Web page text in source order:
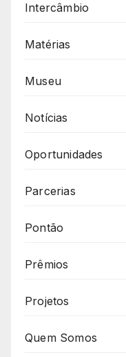
Intercâmbio
Matérias
Museu
Notícias
Oportunidades
Parcerias
Pontão
Prêmios
Projetos
Quem Somos